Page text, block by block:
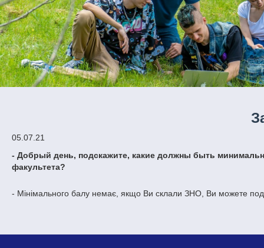
05.07.21
- Добрый день, подскажите, какие должны быть
факультета?
- Мінімального балу немає, якщо Ви склали ЗНО, Ви можете